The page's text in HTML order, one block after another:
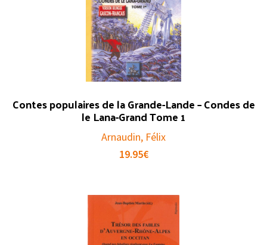
Contes populaires de la Grande-Lande – Condes de
le Lana-Grand Tome 1
Arnaudin, Félix
19.95€